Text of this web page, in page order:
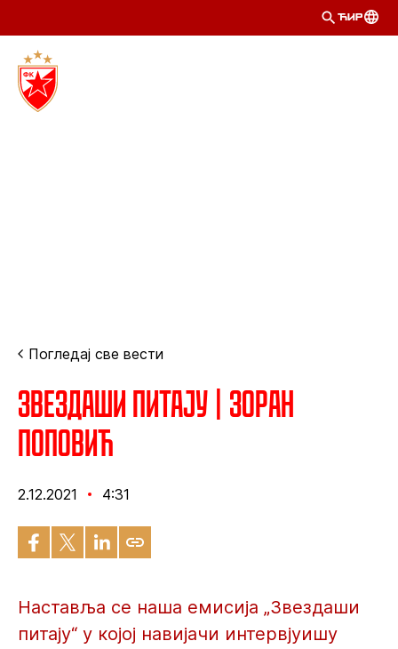
ЋИР
Погледај све вести
Звездаши питају | Зоран
Поповић
2.12.2021 4:31
Наставља се наша емисија „Звездаши
питају“ у којој навијачи интервјуишу